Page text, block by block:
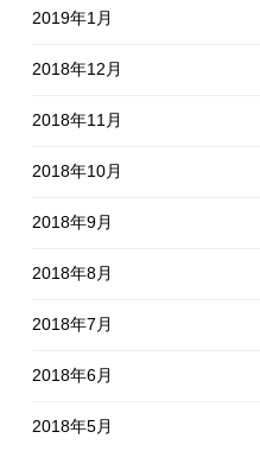
2019年1月
2018年12月
2018年11月
2018年10月
2018年9月
2018年8月
2018年7月
2018年6月
2018年5月